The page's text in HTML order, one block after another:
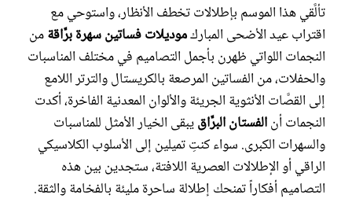
تألَّقي هذا الموسم بإطلالات تخطف الأنظار، واستوحي مع
اقتراب عيد الأضحى المباركموديلات فساتين سهرة برَّاقةمن
النجمات اللواتي ظهرن بأجمل التصاميم في مختلف المناسبات
والحفلات، من الفساتين المرصعة بالكريستال والترتر اللامع
إلى القصَّات الأنثوية الجريئة والألوان المعدنية الفاخرة، أكدت
النجمات أنالفستان البرَّاقيبقى الخيار الأمثل للمناسبات
والسهرات الكبرى. سواء كنتِ تميلين إلى الأسلوب الكلاسيكي
الراقي أو الإطلالات العصرية اللافتة، ستجدين بين هذه
التصاميم أفكاراً تمنحك إطلالة ساحرة مليئة بالفخامة والثقة.
مجلة سيدتي
غلاف رفمي